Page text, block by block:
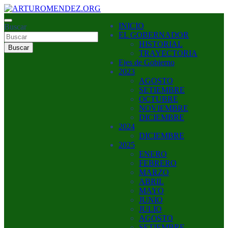
Saltar
al
contenido
ARTUROMENDEZ.ORG
ARTURO MENDEZ GOBERNADOR 2023
Buscar
Buscar
INICIO
EL GOBERNADOR
HISTORIAL
TRAYECTORIA
Ejes de Gobierno
2023
AGOSTO
SETIEMBRE
OCTUBRE
NOVIEMBRE
DICIEMBRE
2024
DICIEMBRE
2025
ENERO
FEBRERO
MARZO
ABRIL
MAYO
JUNIO
JULIO
AGOSTO